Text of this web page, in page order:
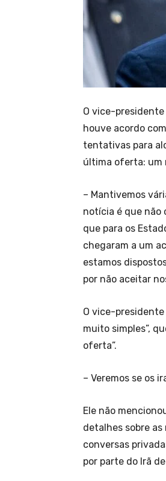
O vice-presidente
houve acordo
tentativas para
última oferta: um
– Mantivemos
notícia é que não
que para os
chegaram a um
estamos
por não aceitar
O vice-
muito simples”,
oferta”.
– Veremos se os
Ele não
detalhes sobre as
conversas
por parte do Irã